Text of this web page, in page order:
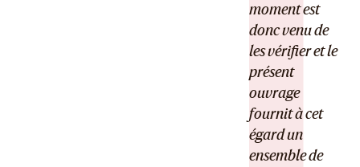
moment est
donc venu de
les vérifier et le
présent
ouvrage
fournit à cet
égard un
ensemble de